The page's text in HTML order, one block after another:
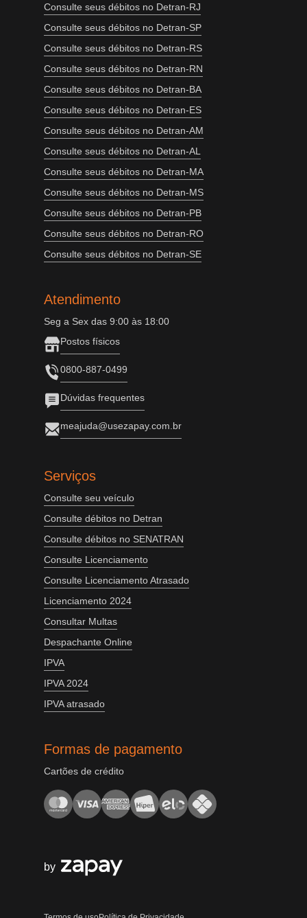
Consulte seus débitos no Detran-RJ
Consulte seus débitos no Detran-SP
Consulte seus débitos no Detran-RS
Consulte seus débitos no Detran-RN
Consulte seus débitos no Detran-BA
Consulte seus débitos no Detran-ES
Consulte seus débitos no Detran-AM
Consulte seus débitos no Detran-AL
Consulte seus débitos no Detran-MA
Consulte seus débitos no Detran-MS
Consulte seus débitos no Detran-PB
Consulte seus débitos no Detran-RO
Consulte seus débitos no Detran-SE
Atendimento
Seg a Sex das 9:00 às 18:00
Postos físicos
0800-887-0499
Dúvidas frequentes
meajuda@usezapay.com.br
Serviços
Consulte seu veículo
Consulte débitos no Detran
Consulte débitos no SENATRAN
Consulte Licenciamento
Consulte Licenciamento Atrasado
Licenciamento 2024
Consultar Multas
Despachante Online
IPVA
IPVA 2024
IPVA atrasado
Formas de pagamento
Cartões de crédito
by